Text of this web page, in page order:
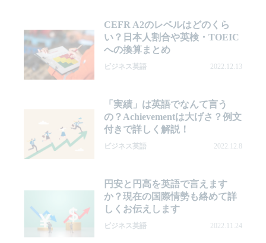
CEFR A2のレベルはどのくら
い？日本人割合や英検・TOEIC
への換算まとめ
ビジネス英語 2022.12.13
「実績」は英語でなんて言う
の？Achievementは大げさ？例文
付きで詳しく解説！
ビジネス英語 2022.12.8
円安と円高を英語で言えます
か？現在の国際情勢も絡めて詳
しくお伝えします
ビジネス英語 2022.11.24